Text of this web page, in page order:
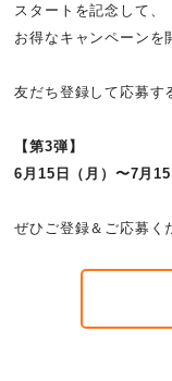
スタートを記念して、
お得なキャンペーンを
友だち登録して応募す
【第3弾】
6月15日（月）〜7月15
ぜひご登録＆ご応募く